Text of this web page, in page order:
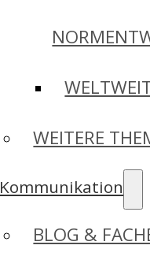
WEITERE
Kommunikation
BLOG &